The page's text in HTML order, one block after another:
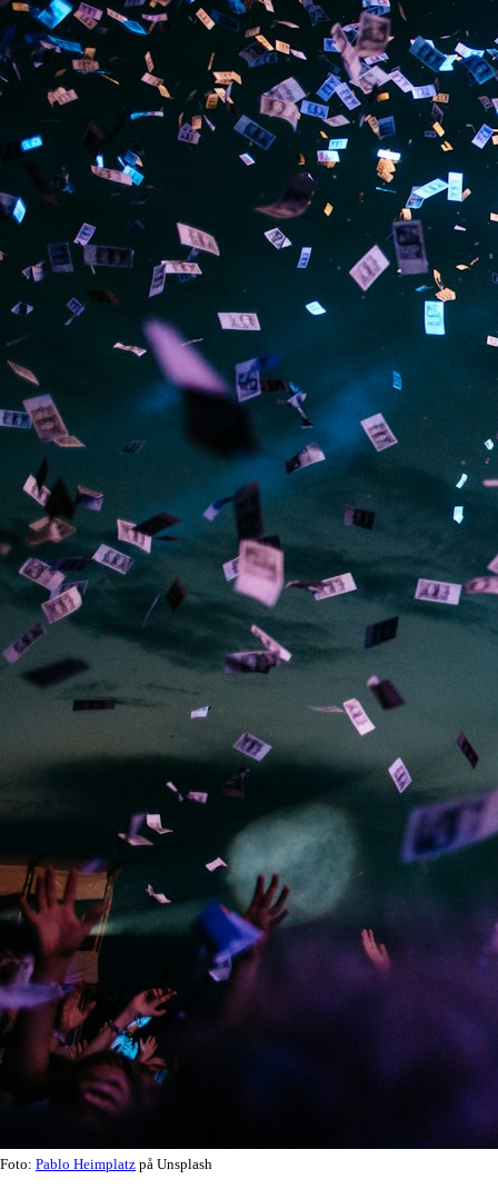
Foto: Pablo Heimplatz på Unsplash